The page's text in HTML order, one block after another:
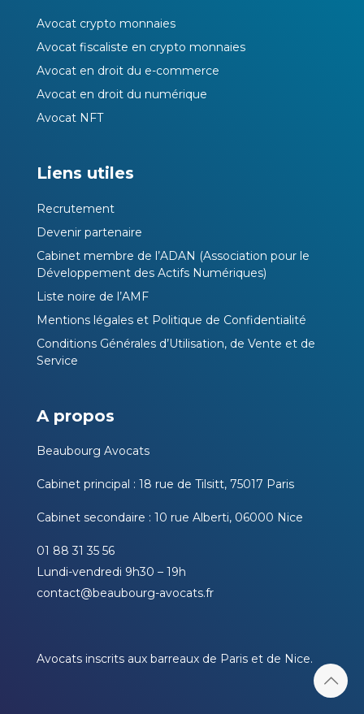
Avocat crypto monnaies
Avocat fiscaliste en crypto monnaies
Avocat en droit du e-commerce
Avocat en droit du numérique
Avocat NFT
Liens utiles
Recrutement
Devenir partenaire
Cabinet membre de l’ADAN (Association pour le
Développement des Actifs Numériques)
Liste noire de l’AMF
Mentions légales et Politique de Confidentialité
Conditions Générales d’Utilisation, de Vente et de
Service
A propos
Beaubourg Avocats
Cabinet principal : 18 rue de Tilsitt, 75017 Paris
Cabinet secondaire : 10 rue Alberti, 06000 Nice
01 88 31 35 56
Lundi-vendredi 9h30 – 19h
contact@beaubourg-avocats.fr
Avocats inscrits aux barreaux de Paris et de Nice.